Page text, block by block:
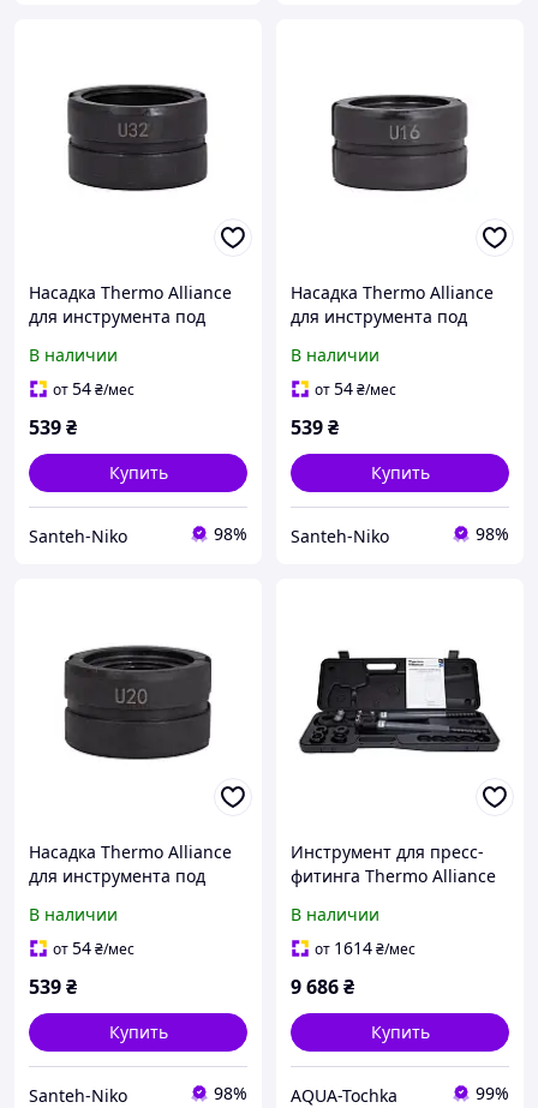
Насадка Thermo Alliance
для инструмента под
16 STD-402U32
В наличии
от54₴/мес
539₴
Купить
Santeh-Niko 98%
Насадка Thermo Alliance
для инструмента под
16 STD-402U16
В наличии
от54₴/мес
539₴
Купить
Santeh-Niko 98%
Насадка Thermo Alliance
для инструмента под
20 STD-402U20
В наличии
от54₴/мес
539₴
Купить
Santeh-Niko 98%
Инструмент для пресс-
фитинга Thermo Alliance
В наличии
от 1614₴/мес
9 686₴
Купить
AQUA-Tochka 99%